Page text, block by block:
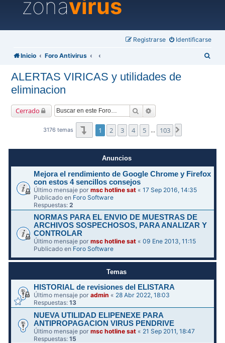
zonavirus
Identificarse
Registrarse
Inicio Foro Antivirus
ALERTAS VIRICAS y utilidades de
eliminacion
Cerrado Buscar
3176 temas Página1de103
1 2 3 4 5 … 103
Anuncios
Mejora el rendimiento de Google Chrome y Firefox
con estos 4 sencillos consejos
Último mensaje pormsc hotline sat «17 Sep 2016, 14:35
Publicado en Foro Software
Respuestas:2
NORMAS PARA EL ENVIO DE MUESTRAS DE
ARCHIVOS SOSPECHOSOS, PARA ANALIZAR Y
CONTROLAR
Último mensaje pormsc hotline sat «09 Ene 2013, 11:15
Publicado en Foro Software
Temas
HISTORIAL de revisiones del ELISTARA
Último mensaje poradmin « 28 Abr 2022, 18:03
Respuestas:13
NUEVA UTILIDAD ELIPENEXE PARA
ANTIPROPAGACION VIRUS PENDRIVE
Último mensaje pormsc hotline sat « 21 Sep 2011, 18:47
Respuestas:15